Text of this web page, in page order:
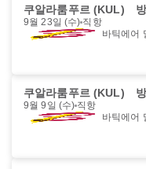
쿠알라룸푸르 (KUL)
9월 23일 (수) 직항
바틱에어
쿠알라룸푸르 (KUL)
9월 9일 (수) 직항
바틱에어